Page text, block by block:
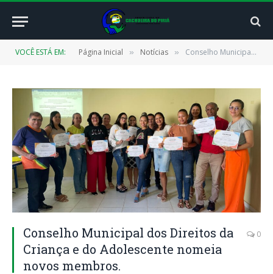
VOCÊ ESTÁ EM: Página Inicial » Notícias » Conselho Municipal dos Direitos da Criança e do Adolescente nomeia novos membros.
Conselho Municipal dos Direitos da
Criança e do Adolescente nomeia
novos membros.
0